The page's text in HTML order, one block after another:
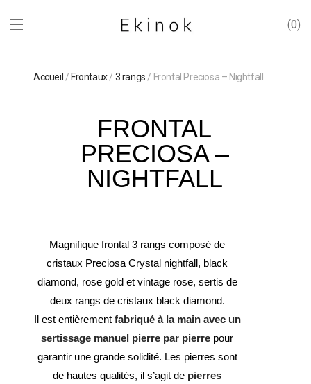
0
Accueil / Frontaux/ 3 rangs/ Frontal Preciosa – Nightfall
FRONTAL
PRECIOSA –
NIGHTFALL
Magnifique frontal 3 rangs composé de
cristaux Preciosa Crystal nightfall, black
diamond, rose gold et vintage rose, sertis de
deux rangs de cristaux black diamond.
Il est entièrement fabriqué à la main avec un
sertissage manuel pierre par pierre pour
garantir une grande solidité. Les pierres sont
de hautes qualités, il s’agit de pierres